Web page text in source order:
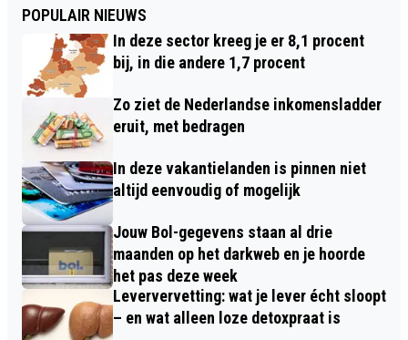
POPULAIR NIEUWS
In deze sector kreeg je er 8,1 procent
bij, in die andere 1,7 procent
Zo ziet de Nederlandse inkomensladder
eruit, met bedragen
In deze vakantielanden is pinnen niet
altijd eenvoudig of mogelijk
Jouw Bol-gegevens staan al drie
maanden op het darkweb en je hoorde
het pas deze week
Leververvetting: wat je lever écht sloopt
– en wat alleen loze detoxpraat is